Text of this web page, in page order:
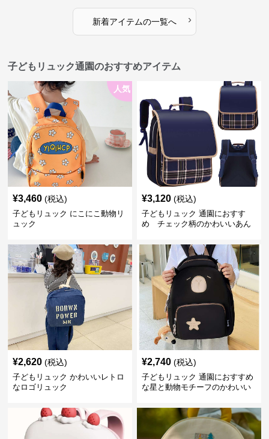
新着アイテムの一覧へ ›
子どもリュック通園のおすすめアイテム
人気
¥3,460 (税込)
子どもリュック にこにこ動物リ
ュック
¥3,120 (税込)
子どもリュック 通園におすす
め チェック柄のかわいいあん
¥2,620 (税込)
子どもリュック かわいいレトロ
なロゴリュック
¥2,740 (税込)
子どもリュック 通園におすすめ
な星と動物モチーフのかわいい